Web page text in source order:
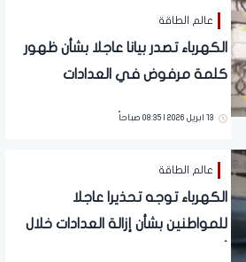
عالم الطاقة
الكهرباء تصدر بيانا عاجلا بشأن ظهور
كلمة مرفوض في العدادات
13 ابريل 2026 | 08:35 صباحاً
عالم الطاقة
الكهرباء توجه تحذيرا عاجلا
للمواطنين بشأن إزالة العدادات خلال